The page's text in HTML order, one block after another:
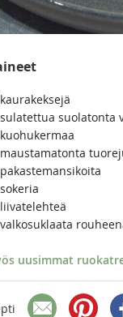
kaurakeksejä
sulatettua suolatonta
kuohukermaa
maustamatonta
pakastemansikoita
sokeria
liivatelehteä
valkosuklaata
uusimmat